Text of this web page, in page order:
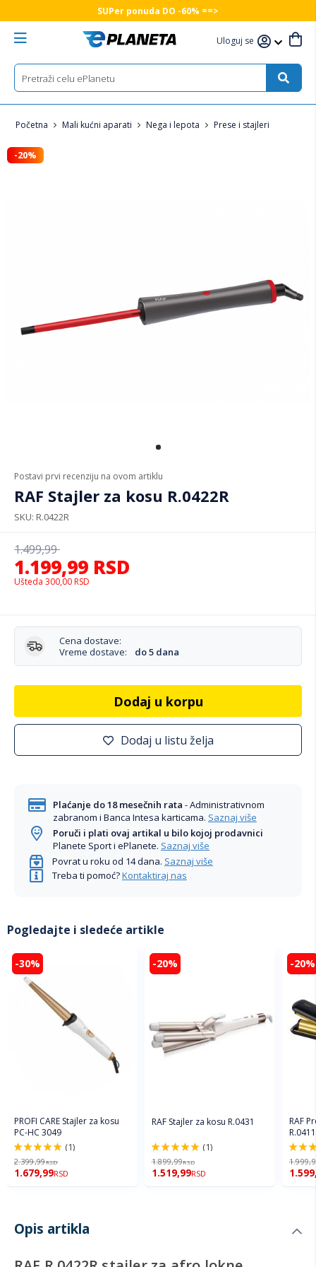
SUPer ponuda DO -60% ==>
Uloguj se
Početna Mali kućni aparati Nega i lepota Prese i stajleri
Postavi prvi recenziju na ovom artiklu
RAF Stajler za kosu R.0422R
SKU R.0422R
1.199,99 RSD
1.499,99
Ušteda 300,00 RSD
Cena dostave:
Vreme dostave:
do 5 dana
Dodaj u korpu
Dodaj u listu želja
Plaćanje do 18 mesečnih rata - Administrativnom
zabranom i Banca Intesa karticama. Saznaj više
Poruči i plati ovaj artikal u bilo kojoj prodavnici
Planete Sport i ePlanete. Saznaj više
Povrat u roku od 14 dana. Saznaj više
Treba ti pomoć?Kontaktiraj nas
-20%
Pogledajte i sledeće artikle
-30%
PROFI CARE Stajler za kosu
PC-HC 3049
100%
(1)
2.399,99RSD
1.679,99RSD
-20%
RAF Stajler za kosu R.0431
100%
(1)
1.899,99RSD
1.519,99RSD
-20%
RAF
R.0411
100%
Opis artikla